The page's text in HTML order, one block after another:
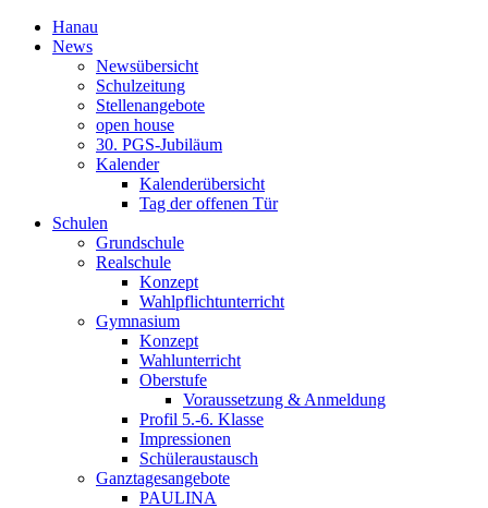
Hanau
News
Newsübersicht
Schulzeitung
Stellenangebote
open house
30. PGS-Jubiläum
Kalender
Kalenderübersicht
Tag der offenen Tür
Schulen
Grundschule
Realschule
Konzept
Wahlpflichtunterricht
Gymnasium
Konzept
Wahlunterricht
Oberstufe
Voraussetzung & Anmeldung
Profil 5.-6. Klasse
Impressionen
Schüleraustausch
Ganztagesangebote
PAULINA